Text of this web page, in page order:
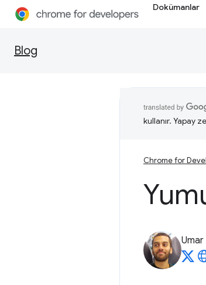
Dokümanlar
Blog
kullanır. Yapay
Chrome for
Umar